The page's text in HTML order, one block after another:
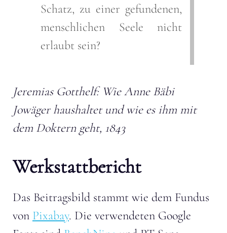
Schatz, zu einer gefundenen,
menschlichen Seele nicht
erlaubt sein?
Jeremias Gotthelf: Wie Anne Bäbi
Jowäger haushaltet und wie es ihm mit
dem Doktern geht, 1843
Werkstattbericht
Das Beitragsbild stammt wie dem Fundus
von Pixabay. Die verwendeten Google